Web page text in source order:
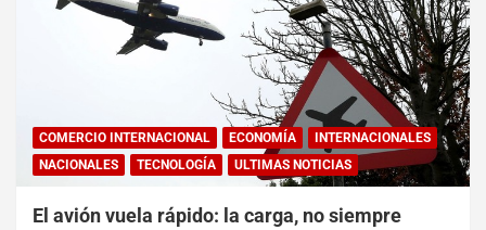
COMERCIO INTERNACIONAL ECONOMÍA
INTERNACIONALES
NACIONALES
TECNOLOGÍA ULTIMAS NOTICIAS
El avión vuela rápido: la carga, no siempre